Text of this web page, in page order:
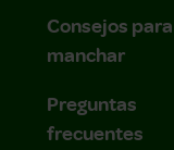
Consejos para
manchar
Preguntas
frecuentes